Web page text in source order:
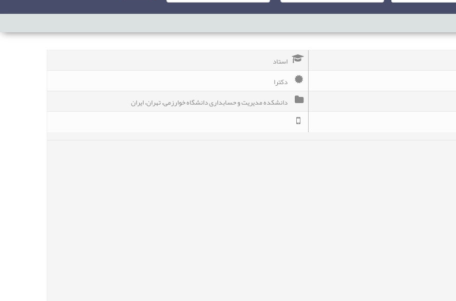
استاد
دکترا
دانشکده مدیریت و حسابداری دانشگاه خوارزمی، تهران، ایران